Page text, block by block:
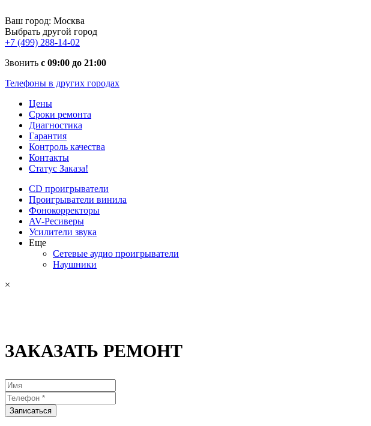
Ваш город: Москва
Выбрать другой город
+7 (499) 288-14-02
Звонить с 09:00 до 21:00
Телефоны в других городах
Цены
Сроки ремонта
Диагностика
Гарантия
Контроль качества
Контакты
Статус Заказа!
CD проигрыватели
Проигрыватели винила
Фонокорректоры
AV-Ресиверы
Усилители звука
Еще
Сетевые аудио проигрыватели
Наушники
×
ЗАКАЗАТЬ РЕМОНТ